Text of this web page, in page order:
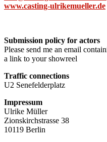
www.casting-ulrikemueller.de
Submission policy for actors
Please send me an email
a link to your showreel
Traffic connections
U2 Senefelderplatz
Impressum
Ulrike Müller
Zionskirchstrasse 38
10119 Berlin